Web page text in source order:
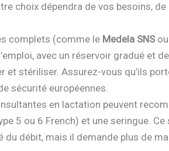
choix dépendra de vos besoins,
complets (comme le Medela SNSou
avec un réservoir gradué et
stériliser. Assurez-vous qu’ils
sécurité européennes.
en lactation peuvent
5 ou 6 French) et une seringue.
débit, mais il demande plus de